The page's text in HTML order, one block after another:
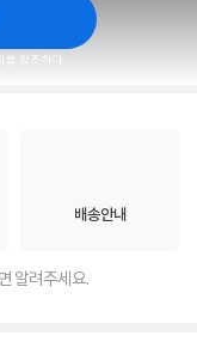
배송안내
알려주세요.